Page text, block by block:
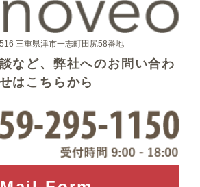
三重県津市一志町田尻58番地
など、弊社へのお問い合わ
せはこちらから